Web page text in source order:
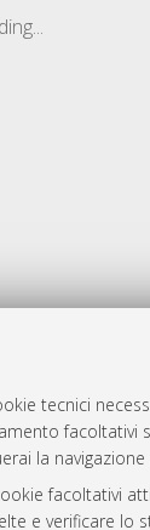
tecnici
facoltativi
la
facoltativi
e verificare